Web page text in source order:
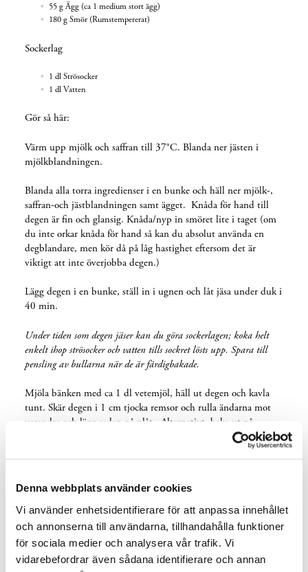
Denna webbplats använder cookies
Vi använder enhetsidentifierare för att anpassa innehållet
och annonserna till användarna, tillhandahålla funktioner
för sociala medier och analysera vår trafik. Vi
vidarebefordrar även sådana identifierare och annan
55 gÄgg (ca 1 medium stort ägg)
180 gSmör (Rumstempererat)
Sockerlag
1 dlStrösocker
1 dlVatten
Gör så här:
Värm upp mjölk och saffran till 37°C. Blanda ner jästen i
mjölkblandningen.
Blanda alla torra ingredienser i en bunke och häll ner mjölk-,
saffran-och jästblandningen samt ägget. Knåda för hand till
degen är fin och glansig. Knåda/nyp in smöret lite i taget (om
du inte orkar knåda för hand så kan du absolut använda en
degblandare, men kör då på låg hastighet eftersom det är
viktigt att inte överjobba degen.)
Lägg degen i en bunke, ställ in i ugnen och låt jäsa under duk i
40 min.
Under tiden som degen jäser kan du göra sockerlagen; koka helt
enkelt ihop strösocker och vatten tills sockret lösts upp. Spara till
pensling av bullarna när de är färdigbakade.
Mjöla bänken med ca 1 dl vetemjöl, häll ut degen och kavla
tunt. Skär degen i 1 cm tjocka remsor och rulla ändarna mot
varandra och lägg sedan på plåt.
Alternativt, baka ut på
samma sätt som när du gör kanelbullar; kavla ut degen tunt,
bred smör på hela degen och vik på hälften. Skär sedan remsor
Låt saffransbullarna jäsa 40 min på varm plats. Baka sedan av
på över-och undervärme 200°C i ca 7 min eller tills bullarna är
gyllene. Pensla med sockerlagen. Gör du ”kanelbullevarianten”
så kan du även strö litet pärlsocker över bullarna efter du